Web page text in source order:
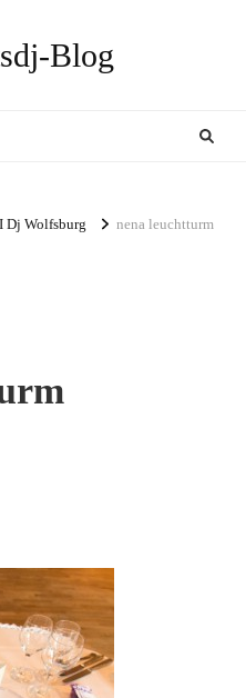
Blog
Dj Wolfsburg nena leuchtturm